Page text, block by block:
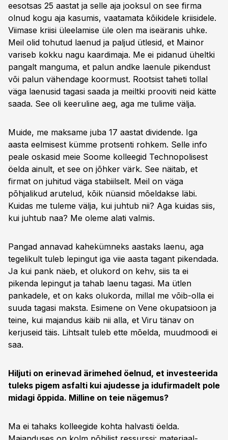
eesotsas 25 aastat ja selle aja jooksul on see firma
olnud kogu aja kasumis, vaatamata kõikidele kriisidele.
Viimase kriisi üleelamise üle olen ma iseäranis uhke.
Meil olid tohutud laenud ja paljud ütlesid, et Mainor
variseb kokku nagu kaardimaja. Me ei pidanud üheltki
pangalt manguma, et palun andke laenule pikendust
või palun vähendage koormust. Rootsist taheti tollal
väga laenusid tagasi saada ja meiltki prooviti neid kätte
saada. See oli keeruline aeg, aga me tulime välja.
Muide, me maksame juba 17 aastat dividende. Iga
aasta eelmisest kümme protsenti rohkem. Selle info
peale oskasid meie Soome kolleegid Technopolisest
öelda ainult, et see on jõhker värk. See näitab, et
firmat on juhitud väga stabiilselt. Meil on väga
põhjalikud arutelud, kõik nüansid mõeldakse läbi.
Kuidas me tuleme välja, kui juhtub nii? Aga kuidas siis,
kui juhtub naa? Me oleme alati valmis.
Pangad annavad kahekümneks aastaks laenu, aga
tegelikult tuleb lepingut iga viie aasta tagant pikendada.
Ja kui pank näeb, et olukord on kehv, siis ta ei
pikenda lepingut ja tahab laenu tagasi. Ma ütlen
pankadele, et on kaks olukorda, millal me võib-olla ei
suuda tagasi maksta. Esimene on Vene okupatsioon ja
teine, kui majandus käib nii alla, et Viru tänav on
kerjuseid täis. Lihtsalt tuleb ette mõelda, muudmoodi ei
saa.
Hiljuti on erinevad ärimehed öelnud, et investeerida
tuleks pigem asfalti kui ajudesse ja idufirmadelt pole
midagi õppida. Milline on teie nägemus?
Ma ei tahaks kolleegide kohta halvasti öelda.